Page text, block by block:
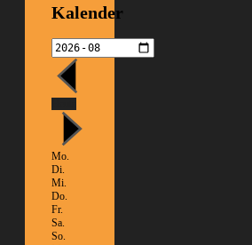
Kalender
Mo.
Di.
Mi.
Do.
Fr.
Sa.
So.